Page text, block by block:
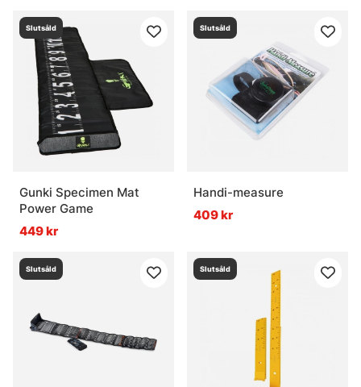
Slutsåld
Gunki Specimen Mat
Power Game
449 kr
Slutsåld
Handi-measure
409 kr
Slutsåld Slutsåld